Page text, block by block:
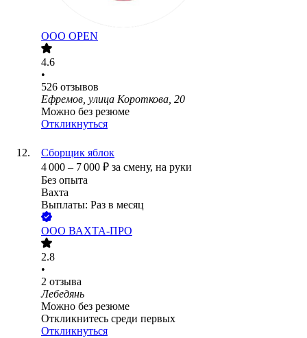
ООО OPEN
4.6
•
526 отзывов
Ефремов, улица Короткова, 20
Можно без резюме
Откликнуться
Сборщик яблок
4 000 – 7 000 ₽ за смену, на руки
Без опыта
Вахта
Выплаты: Раз в месяц
ООО ВАХТА-ПРО
2.8
•
2 отзыва
Лебедянь
Можно без резюме
Откликнитесь среди первых
Откликнуться